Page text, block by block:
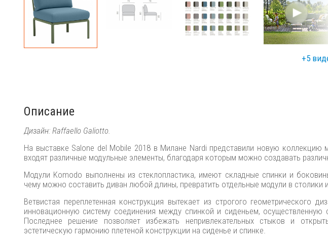
+5
Описание
Дизайн: Raffaello Galiotto.
На выставке Salone del Mobile 2018 в Милане Nardi представили новую коллекцию
входят различные модульные элементы, благодаря которым можно создавать
Модули Komodo выполнены из стеклопластика, имеют складные спинки и
чему можно составить диван любой длины, превратить отдельные модули в столики
Ветвистая переплетенная конструкция вытекает из строгого геометрического
инновационную систему соединения между спинкой и сиденьем,
Последнее решение позволяет избежать непривлекательных стыков и
эстетическую гармонию плетеной конструкции на сиденье и спинке.